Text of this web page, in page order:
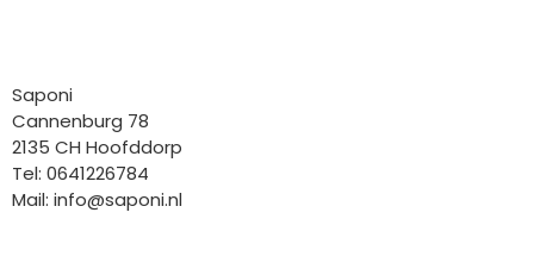
Saponi
Cannenburg 78
2135 CH Hoofddorp
Tel: 0641226784
Mail: info@saponi.nl